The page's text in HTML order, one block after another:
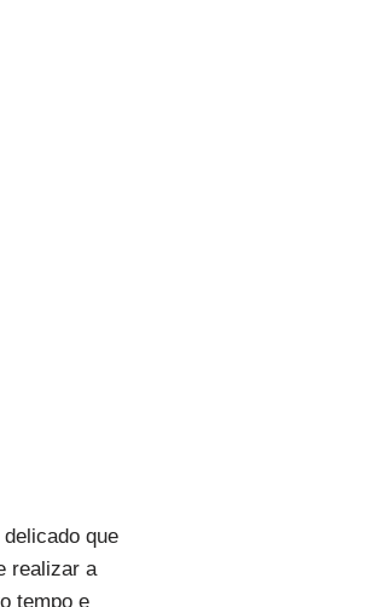
que
realizar a
tempo e